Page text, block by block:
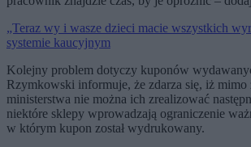
„Teraz wy i wasze dzieci macie wszystkich
systemie kaucyjnym
Kolejny problem dotyczy kuponów
Rzymkowski informuje, że zdarza się, iż mimo
ministerstwa nie można ich zrealizować
niektóre sklepy wprowadzają ograniczenie
w którym kupon został wydrukowany.